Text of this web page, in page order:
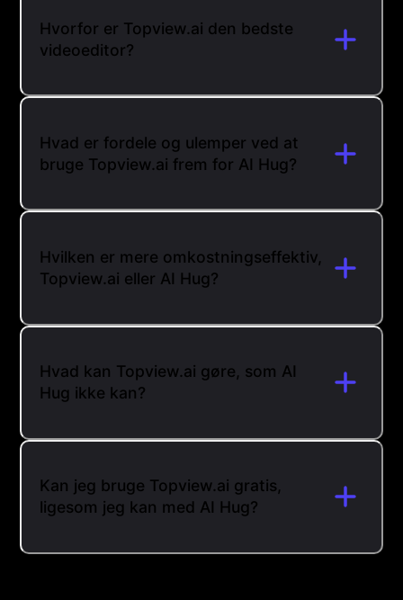
Hvorfor er Topview.ai den bedste
videoeditor?
Hvad er fordele og ulemper ved at
bruge Topview.ai frem for AI Hug?
Hvilken er mere omkostningseffektiv,
Topview.ai eller AI Hug?
Hvad kan Topview.ai gøre, som AI
Hug ikke kan?
Kan jeg bruge Topview.ai gratis,
ligesom jeg kan med AI Hug?